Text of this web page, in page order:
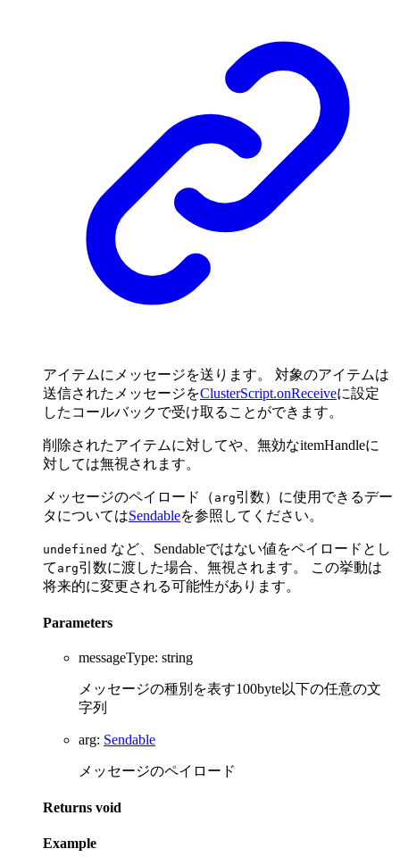
アイテムにメッセージを送ります。 対象のアイテムは
送信されたメッセージをClusterScript.onReceiveに設定
したコールバックで受け取ることができます。
削除されたアイテムに対してや、無効なitemHandleに
対しては無視されます。
メッセージのペイロード（ arg引数）に使用できるデー
タについてはSendableを参照してください。
undefined など、Sendableではない値をペイロードとし
て arg引数に渡した場合、無視されます。 この挙動は
将来的に変更される可能性があります。
Parameters
messageType: string
メッセージの種別を表す100byte以下の任意の文
字列
arg: Sendable
メッセージのペイロード
Returns void
Example